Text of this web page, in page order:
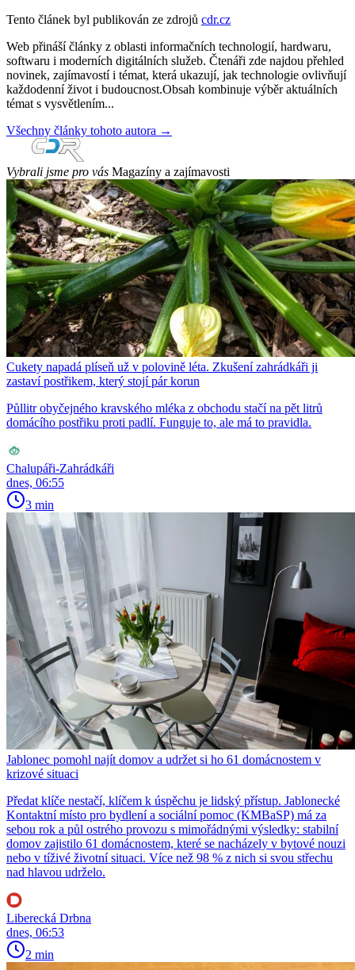
Tento článek byl publikován ze zdrojů cdr.cz
Web přináší články z oblasti informačních technologií, hardwaru,
softwaru i moderních digitálních služeb. Čtenáři zde najdou přehled
novinek, zajímavostí i témat, která ukazují, jak technologie ovlivňují
každodenní život i budoucnost.Obsah kombinuje výběr aktuálních
témat s vysvětlením...
Všechny články tohoto autora →
Vybrali jsme pro vás Magazíny a zajímavosti
Cukety napadá plíseň už v polovině léta. Zkušení zahrádkáři ji
zastaví postřikem, který stojí pár korun
Půllitr obyčejného kravského mléka z obchodu stačí na pět litrů
domácího postřiku proti padlí. Funguje to, ale má to pravidla.
Chalupáři-Zahrádkáři
dnes, 06:55
3 min
Jablonec pomohl najít domov a udržet si ho 61 domácnostem v
krizové situaci
Předat klíče nestačí, klíčem k úspěchu je lidský přístup. Jablonecké
Kontaktní místo pro bydlení a sociální pomoc (KMBaSP) má za
sebou rok a půl ostrého provozu s mimořádnými výsledky: stabilní
domov zajistilo 61 domácnostem, které se nacházely v bytové nouzi
nebo v tíživé životní situaci. Více než 98 % z nich si svou střechu
nad hlavou udrželo.
Liberecká Drbna
dnes, 06:53
2 min